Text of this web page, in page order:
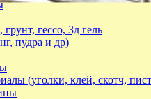
гессо, 3д гель
пудра и др)
(уголки, клей, скотч,